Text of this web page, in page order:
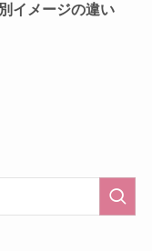
イメージの違い